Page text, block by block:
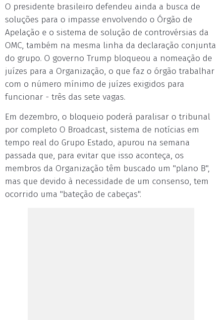
O presidente brasileiro defendeu ainda a busca de
soluções para o impasse envolvendo o Órgão de
Apelação e o sistema de solução de controvérsias da
OMC, também na mesma linha da declaração conjunta
do grupo. O governo Trump bloqueou a nomeação de
juízes para a Organização, o que faz o órgão trabalhar
com o número mínimo de juízes exigidos para
funcionar - três das sete vagas.
Em dezembro, o bloqueio poderá paralisar o tribunal
por completo O Broadcast, sistema de notícias em
tempo real do Grupo Estado, apurou na semana
passada que, para evitar que isso aconteça, os
membros da Organização têm buscado um "plano B",
mas que devido à necessidade de um consenso, tem
ocorrido uma "bateção de cabeças".